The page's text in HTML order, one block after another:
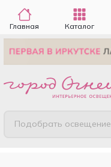
Главная Каталог
Подобрать освещение